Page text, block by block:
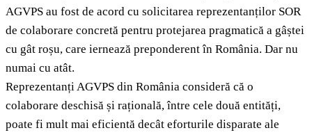
AGVPS au fost de acord cu solicitarea reprezentanților SOR
de colaborare concretă pentru protejarea pragmatică a gâștei
cu gât roșu, care iernează preponderent în România. Dar nu
numai cu atât.
Reprezentanți AGVPS din România consideră că o
colaborare deschisă și rațională, între cele două entități,
poate fi mult mai eficientă decât eforturile disparate ale